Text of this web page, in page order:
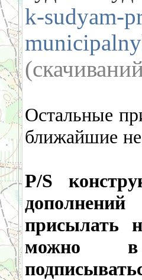
k-sudyam-
Остальные
ближайшие
P/S
присылать
можно в